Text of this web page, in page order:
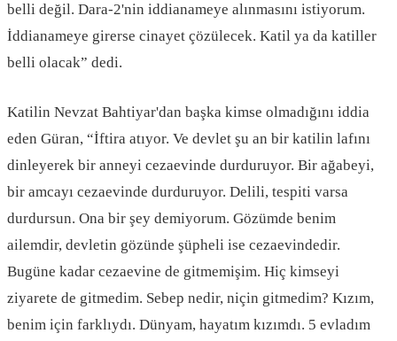
belli değil. Dara-2'nin iddianameye alınmasını istiyorum.
İddianameye girerse cinayet çözülecek. Katil ya da katiller
belli olacak” dedi.
Katilin Nevzat Bahtiyar'dan başka kimse olmadığını iddia
eden Güran, “İftira atıyor. Ve devlet şu an bir katilin lafını
dinleyerek bir anneyi cezaevinde durduruyor. Bir ağabeyi,
bir amcayı cezaevinde durduruyor. Delili, tespiti varsa
durdursun. Ona bir şey demiyorum. Gözümde benim
ailemdir, devletin gözünde şüpheli ise cezaevindedir.
Bugüne kadar cezaevine de gitmemişim. Hiç kimseyi
ziyarete de gitmedim. Sebep nedir, niçin gitmedim? Kızım,
benim için farklıydı. Dünyam, hayatım kızımdı. 5 evladım